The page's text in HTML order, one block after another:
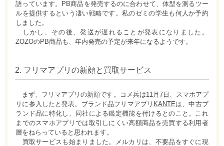
語っています。PB商品を発売するのに合わせて、体型を測るツー
ルを提供するという凄い戦略です。私のゼミの学生も何人か予約
しました。
しかし、その後、発送が遅れることが発表になりました。
ZOZOのPB商品も、年内発売の予定が来年になるようです。
2. フリマアプリの新顔と買取サービス
まず、フリマアプリの新顔です。コメ兵は11月7日、スマホアプ
リに参入したと発表。ブランド品フリマアプリ KANTEは、中古ブ
ランド品に特化し、同社による鑑定機能を付けるとのこと。これ
までのスマホアプリでは取引しにくい高額商品を売買する利用者
層をねらっていると思われます。
買取サービスも始まりました。メルカリは、不要品をすぐに現